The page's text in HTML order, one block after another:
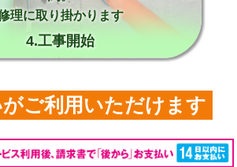
理に取り掛かります
4.工事開始
ご利用いただけます